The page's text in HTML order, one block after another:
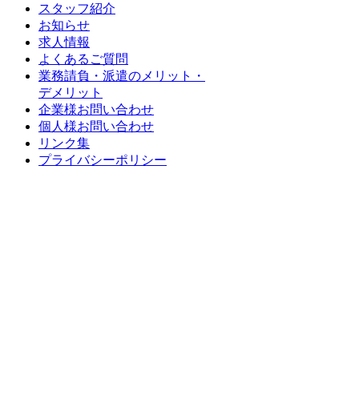
スタッフ紹介
お知らせ
求人情報
よくあるご質問
業務請負・派遣のメリット・
デメリット
企業様お問い合わせ
個人様お問い合わせ
リンク集
プライバシーポリシー